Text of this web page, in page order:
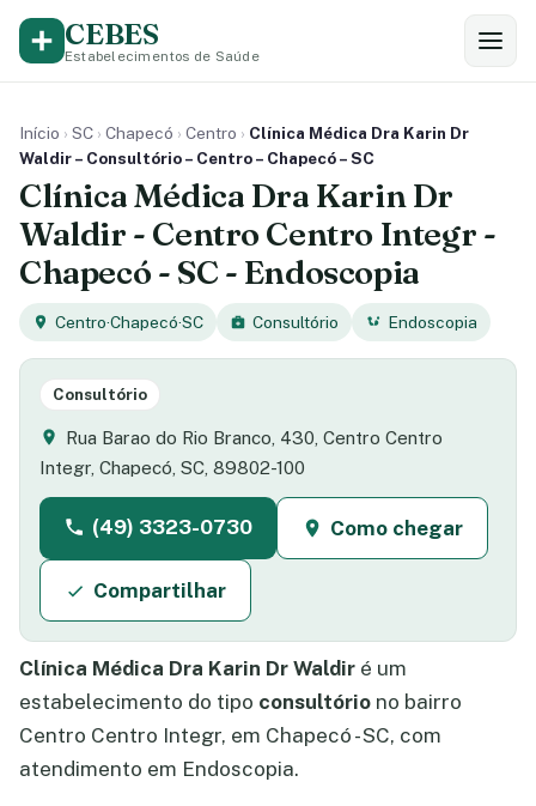
CEBES
Estabelecimentos de Saúde
Início › SC › Chapecó › Centro › Clínica Médica Dra Karin Dr
Waldir – Consultório – Centro – Chapecó – SC
Clínica Médica Dra Karin Dr
Waldir - Centro Centro Integr -
Chapecó - SC - Endoscopia
Centro·Chapecó·SC Consultório Endoscopia
Consultório
Rua Barao do Rio Branco, 430, Centro Centro
Integr, Chapecó, SC, 89802-100
(49) 3323-0730 Como chegar
Compartilhar
Clínica Médica Dra Karin Dr Waldir é um
estabelecimento do tipo consultório no bairro
Centro Centro Integr, em Chapecó - SC, com
atendimento em Endoscopia.